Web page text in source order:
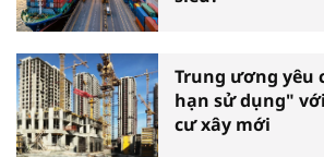
Trung ương yêu
hạn sử dụng"
cư xây mới